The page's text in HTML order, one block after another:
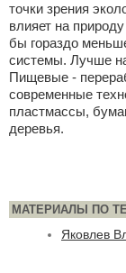
точки зрения
влияет на
бы гораздо
системы. Лучше
Пищевые -
современные
пластмассы,
деревья.
МАТЕРИАЛЫ ПО
Яковлев